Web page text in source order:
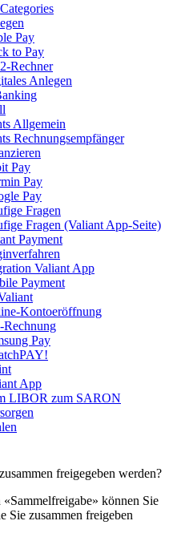
Pay
to Pay
Rechner
Anlegen
Allgemein
Rechnungsempfänger
Pay
Pay
Pay
Fragen
Fragen (Valiant App-Seite)
Payment
Valiant App
Payment
Kontoeröffnung
Rechnung
Pay
App
LIBOR zum SARON
freigegeben werden?
können Sie
Sie zusammen freigeben